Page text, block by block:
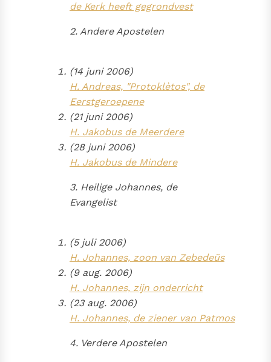
de Kerk heeft gegrondvest
2. Andere Apostelen
(14 juni 2006)
H. Andreas, "Protoklètos", de
Eerstgeroepene
(21 juni 2006)
H. Jakobus de Meerdere
(28 juni 2006)
H. Jakobus de Mindere
3. Heilige Johannes, de
Evangelist
(5 juli 2006)
H. Johannes, zoon van Zebedeüs
(9 aug. 2006)
H. Johannes, zijn onderricht
(23 aug. 2006)
H. Johannes, de ziener van Patmos
4. Verdere Apostelen